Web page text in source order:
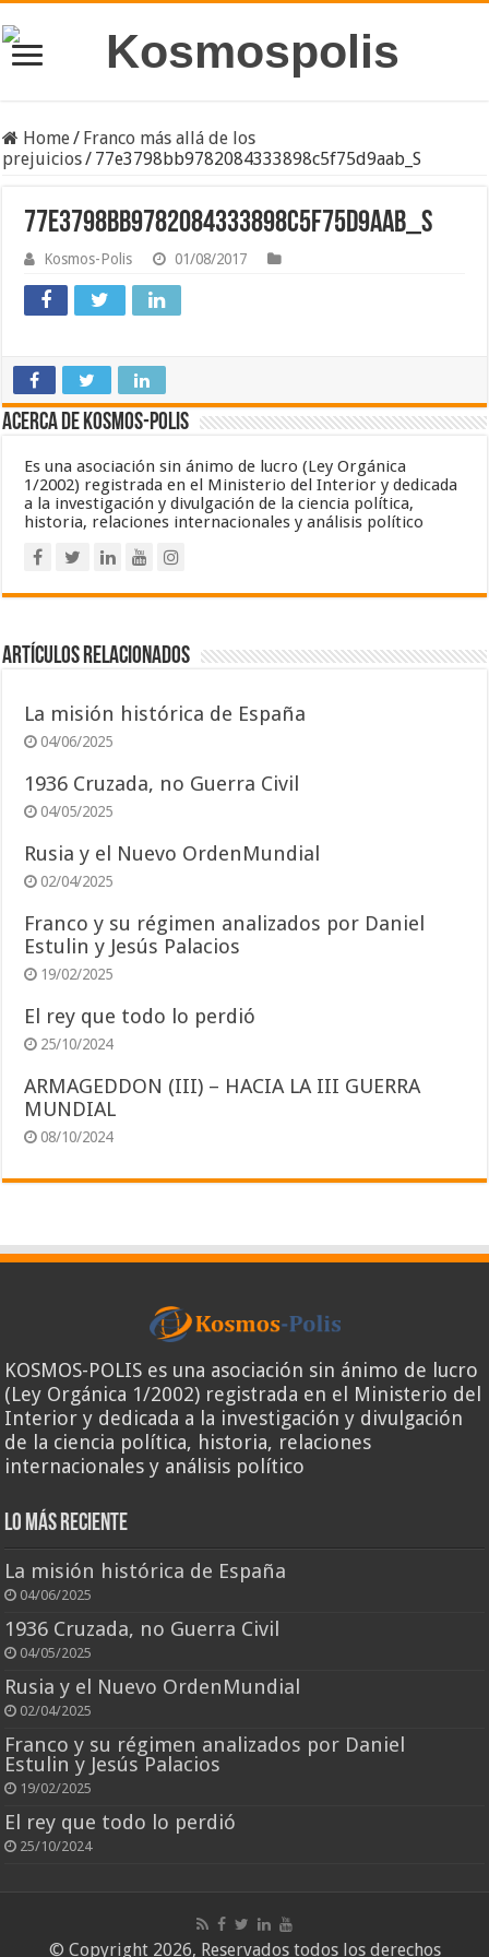
Home/ Franco más allá de los
prejuicios/ 77e3798bb9782084333898c5f75d9aab_S
77e3798bb9782084333898c5f75d9aab_S
Kosmos-Polis 01/08/2017
Acerca de Kosmos-Polis
Es una asociación sin ánimo de lucro (Ley Orgánica
1/2002) registrada en el Ministerio del Interior y dedicada
a la investigación y divulgación de la ciencia política,
historia, relaciones internacionales y análisis político
Artículos relacionados
La misión histórica de España
04/06/2025
1936 Cruzada, no Guerra Civil
04/05/2025
Rusia y el Nuevo OrdenMundial
02/04/2025
Franco y su régimen analizados por Daniel
Estulin y Jesús Palacios
19/02/2025
El rey que todo lo perdió
25/10/2024
ARMAGEDDON (III) – HACIA LA III GUERRA
MUNDIAL
08/10/2024
KOSMOS-POLIS es una asociación sin ánimo de lucro
(Ley Orgánica 1/2002) registrada en el Ministerio del
Interior y dedicada a la investigación y divulgación
de la ciencia política, historia, relaciones
internacionales y análisis político
Lo más reciente
La misión histórica de España
04/06/2025
1936 Cruzada, no Guerra Civil
04/05/2025
Rusia y el Nuevo OrdenMundial
02/04/2025
Franco y su régimen analizados por Daniel
Estulin y Jesús Palacios
19/02/2025
El rey que todo lo perdió
25/10/2024
© Copyright 2026, Reservados todos los derechos